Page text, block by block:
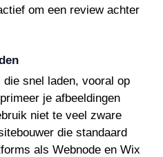
om een review achter
snel laden, vooral op
je afbeeldingen
niet te veel zware
die standaard
als Webnode en Wix